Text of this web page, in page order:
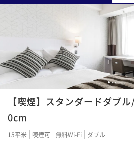
123
【喫煙】スタンダードダブ
0cm
15平米 喫煙可 無料Wi-Fi ダブル